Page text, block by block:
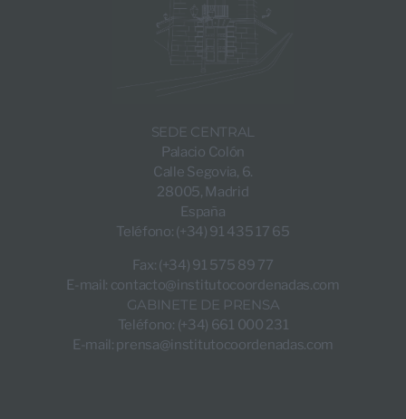
SEDE CENTRAL
Palacio Colón
Calle Segovia, 6.
28005, Madrid
España
Teléfono: (+34) 91 435 17 65
Fax: (+34) 91 575 89 77
E-mail: contacto@institutocoordenadas.com
GABINETE DE PRENSA
Teléfono: (+34) 661 000 231
E-mail: prensa@institutocoordenadas.com